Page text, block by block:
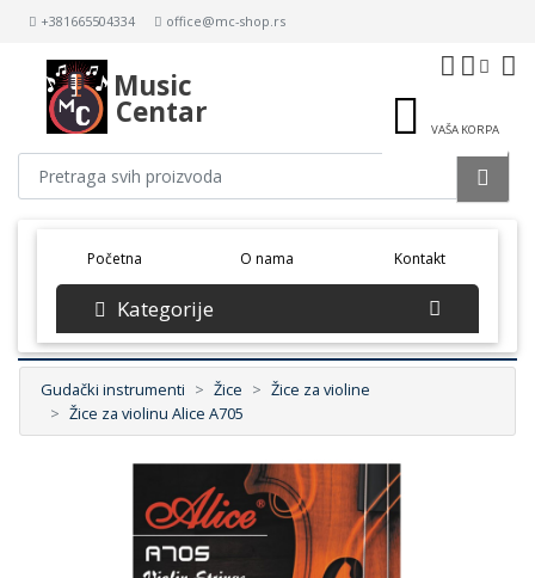
+381665504334 office@mc-shop.rs
Music
Centar VAŠA KORPA
Početna(current) O nama Kontakt
Kategorije
Gudački instrumenti Žice
Žice za violine
Žice za violinu Alice A705